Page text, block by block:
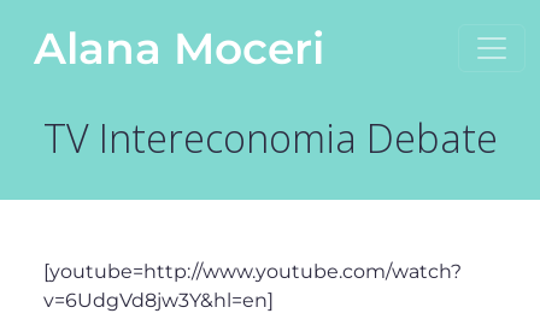
Navegación principal
Alana Moceri
TV Intereconomia Debate
[youtube=http://www.youtube.com/watch?
v=6UdgVd8jw3Y&hl=en]